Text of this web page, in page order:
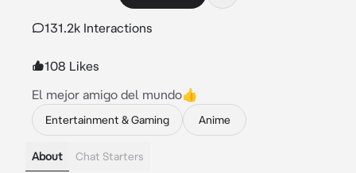
131.2k Interactions
108 Likes
El mejor amigo del mundo👍
Entertainment & Gaming Anime
About Chat Starters